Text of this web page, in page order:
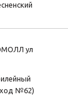
ул
№62)